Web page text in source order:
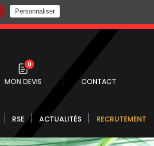
0
MON DEVIS CONTACT
RSE ACTUALITÉS RECRUTEMENT
Personnaliser